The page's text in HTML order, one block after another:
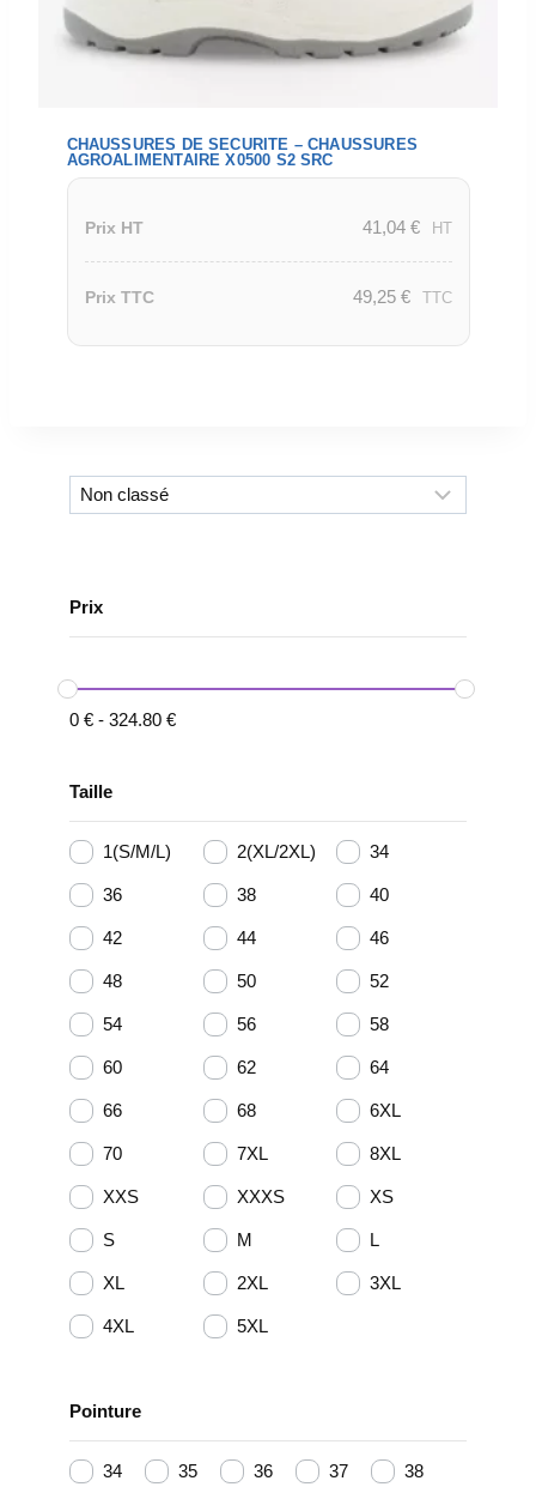
CHAUSSURES DE SECURITE – CHAUSSURES
AGROALIMENTAIRE X0500 S2 SRC
Prix HT 41,04 € HT
Prix TTC 49,25 € TTC
Prix
0 € - 324.80 €
Taille
1(S/M/L) 2(XL/2XL) 34
36 38 40
42 44 46
48 50 52
54 56 58
60 62 64
66 68 6XL
70 7XL 8XL
XXS XXXS XS
S M L
XL 2XL 3XL
4XL 5XL
Pointure
34 35 36 37 38